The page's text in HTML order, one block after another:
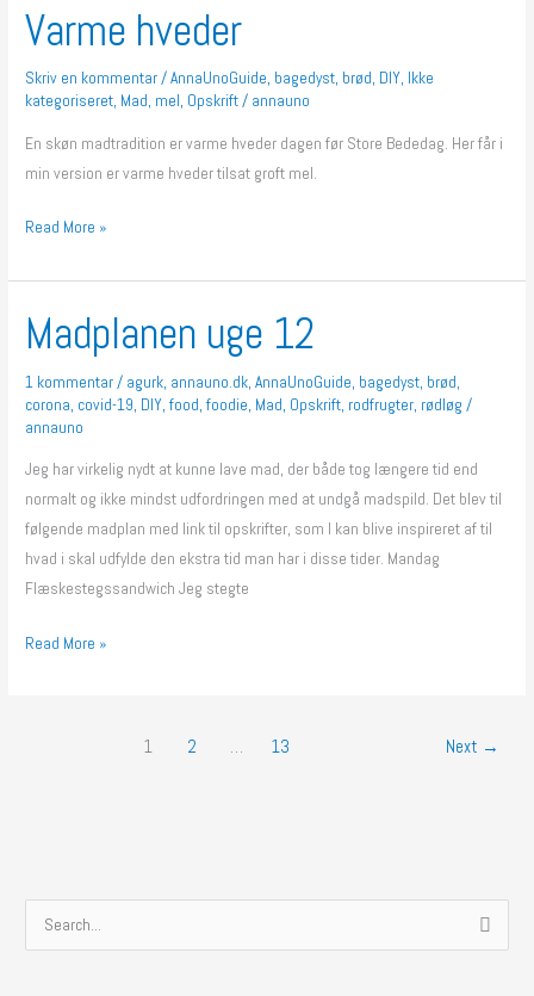
Varme hveder
Skriv en kommentar/AnnaUnoGuide, bagedyst, brød, DIY, Ikke
kategoriseret, Mad, mel, Opskrift/ annauno
En skøn madtradition er varme hveder dagen før Store Bededag. Her får i
min version er varme hveder tilsat groft mel.
Varme
hveder
Read More »
Madplanen uge 12
1 kommentar/ agurk, annauno.dk,AnnaUnoGuide, bagedyst, brød,
corona, covid-19, DIY,food,foodie, Mad, Opskrift, rodfrugter, rødløg /
annauno
Jeg har virkelig nydt at kunne lave mad, der både tog længere tid end
normalt og ikke mindst udfordringen med at undgå madspild. Det blev til
følgende madplan med link til opskrifter, som I kan blive inspireret af til
hvad i skal udfylde den ekstra tid man har i disse tider. Mandag
Flæskestegssandwich Jeg stegte
Madplanen
uge
12
Read More »
1 2 13 Next →